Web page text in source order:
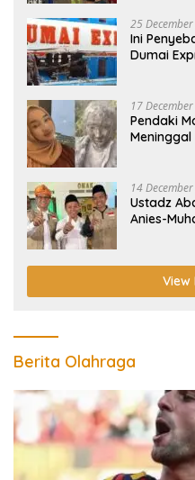
25
Ini
Dumai
17
Pendaki
Meninggal
14
Ustadz
Anies-
View
Berita Olahraga